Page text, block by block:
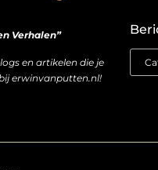
Verhalen”
en artikelen die je
erwinvanputten.nl!